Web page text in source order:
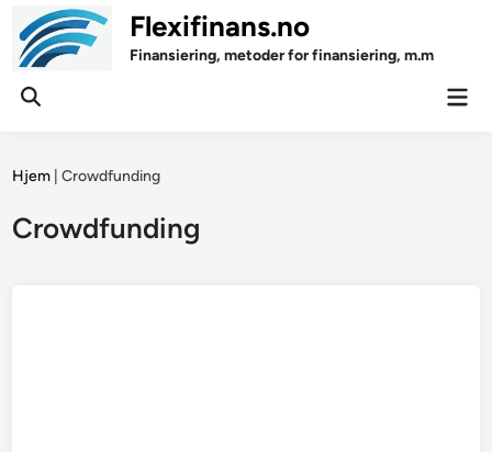
content
Flexifinans.no
Finansiering, metoder for finansiering, m.m
Open
Hjem |Crowdfunding
Crowdfunding